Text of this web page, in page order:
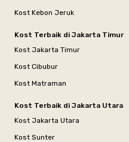
Kost Kebon Jeruk
Kost Terbaik di Jakarta Timur
Kost Jakarta Timur
Kost Cibubur
Kost Matraman
Kost Terbaik di Jakarta Utara
Kost Jakarta Utara
Kost Sunter